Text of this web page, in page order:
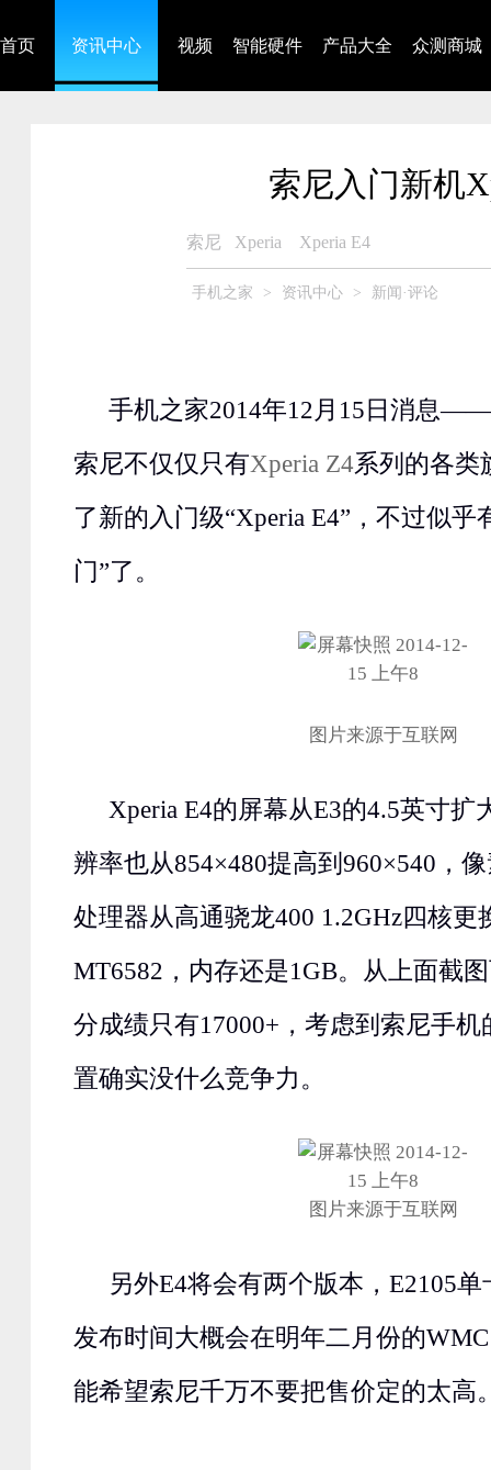
首页 资讯中心 视频 智能硬件 产品大全 众测商城
索尼入门新机
索尼 Xperia Xperia E4
手机之家 > 资讯中心 > 新闻·评论
手机之家2014年12月15日消息
索尼不仅仅只有Xperia Z4系列的各类
了新的入门级“Xperia E4”，不过似乎
门”了。
图片来源于互联网
Xperia E4的屏幕从E3的4.5英寸扩
辨率也从854×480提高到960×540，
处理器从高通骁龙400 1.2GHz四核更
MT6582，内存还是1GB。从上面截
分成绩只有17000+，考虑到索尼手
置确实没什么竞争力。
图片来源于互联网
另外E4将会有两个版本，E2105
发布时间大概会在明年二月份的
能希望索尼千万不要把售价定的太高